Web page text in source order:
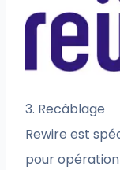
3. Recâblage
Rewire est
pour